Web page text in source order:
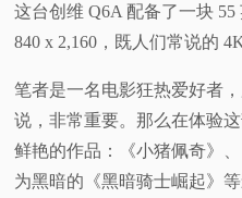
这台创维 Q6A 配备了一块
840 x 2,160，既人们常说的 4K
笔者是一名电影狂热爱好者
说，非常重要。那么在体验
鲜艳的作品：《小猪佩奇》
为黑暗的《黑暗骑士崛起》等